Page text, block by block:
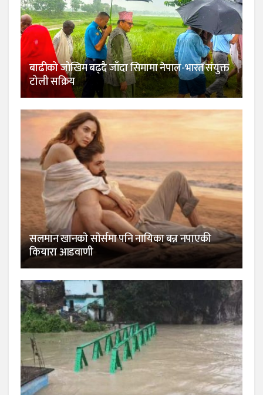
बाढीको जोखिम बढ्दै जाँदा सिमामा नेपाल-भारत संयुक्त
टोली सक्रिय
सलमान खानकाे साेर्समा पनि नायिका बन्न नपाएकी
कियारा आडवाणी